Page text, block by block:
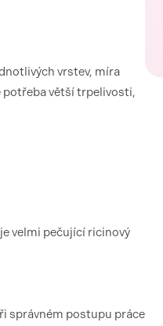
vrstev, míra
potřeba větší trpelivosti,
velmi pečující ricinový
správném postupu práce